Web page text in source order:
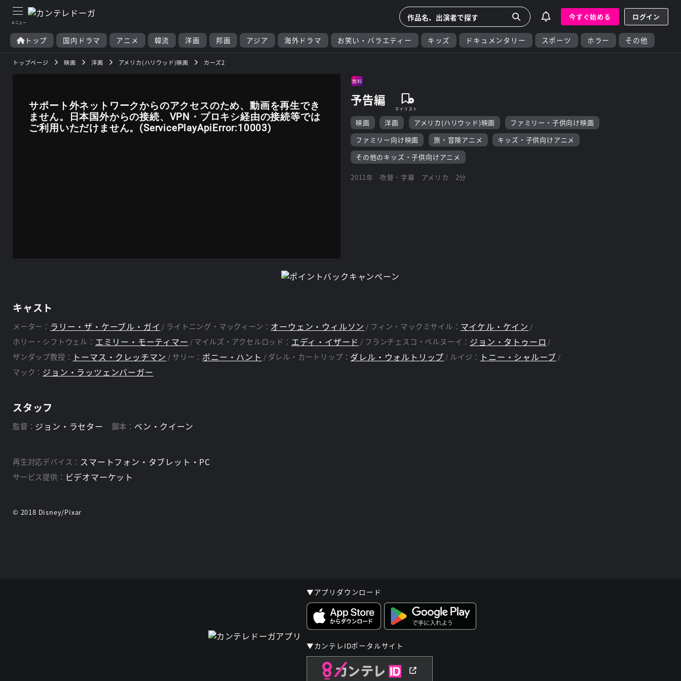
今すぐ始める ログイン
トップ 国内ドラマ アニメ 韓流 洋画 邦画 アジア 海外ドラマ お笑い・バラエティー キッズ ドキュメンタリー スポーツ ホラー その他
トップページ 映画 洋画 アメリカ(ハリウッド)映画 カーズ2
サポート外ネットワークからのアクセスのため、動画を再生でき
ません。日本国外からの接続、VPN・プロキシ経由の接続等では
ご利用いただけません。(ServicePlayApiError:10003)
無料
予告編
映画 洋画 アメリカ(ハリウッド)映画
ファミリー・子供向け映画
ファミリー向け映画
旅・冒険アニメ
キッズ・子供向けアニメ
その他のキッズ・子供向けアニメ
2011年 吹替・字幕 アメリカ 2分
キャスト
メーター： ラリー・ザ・ケーブル・ガイ ライトニング・マックィーン： オーウェン・ウィルソン フィン・マックミサイル： マイケル・ケイン
ホリー・シフトウェル： エミリー・モーティマー マイルズ・アクセルロッド： エディ・イザード フランチェスコ・ベルヌーイ： ジョン・タトゥーロ
ザンダップ教授： トーマス・クレッチマン サリー： ボニー・ハント ダレル・カートリップ： ダレル・ウォルトリップ ルイジ： トニー・シャルーブ
マック： ジョン・ラッツェンバーガー
スタッフ
監督： ジョン・ラセター 脚本： ベン・クイーン
再生対応デバイス： スマートフォン・タブレット・PC
サービス提供： ビデオマーケット
© 2018 Disney/Pixar
▼アプリダウンロード
▼カンテレIDポータルサイト